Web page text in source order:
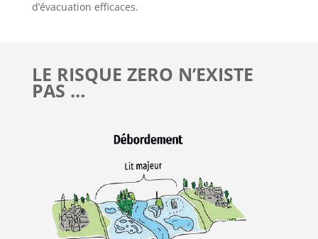
d’évacuation efficaces.
LE RISQUE ZERO N’EXISTE
PAS …